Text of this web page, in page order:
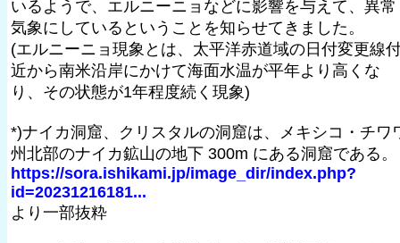
いるようで、エルニーニョなどに影響を与えて、異常
気象にしているということを知らせてきました。
(エルニーニョ現象とは、太平洋赤道域の日付変更線
近から南米沿岸にかけて海面水温が平年より高くな
り、その状態が1年程度続く現象)
*)ナイカ洞窟、クリスタルの洞窟は、メキシコ・チワ
州北部のナイカ鉱山の地下 300m にある洞窟である。
https://sora.ishikami.jp/image_dir/index.php?
id=20231216181...
より一部抜粋